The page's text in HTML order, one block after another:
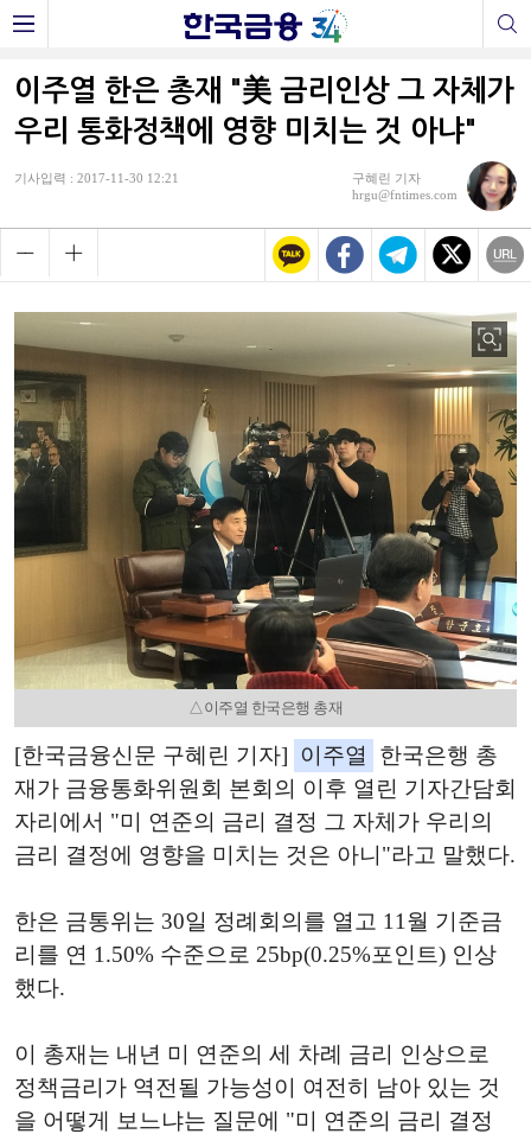
이주열 한은 총재 "美 금리인상 그 자체가
우리 통화정책에 영향 미치는 것 아냐"
기사입력 : 2017-11-30 12:21
구혜린 기자
hrgu@fntimes.com
△이주열 한국은행 총재
[한국금융신문 구혜린 기자] 이주열
한국은행 총
재가 금융통화위원회 본회의 이후 열린 기자간담회
자리에서 "미 연준의 금리 결정 그 자체가 우리의
금리 결정에 영향을 미치는 것은 아니"라고 말했다.
한은 금통위는 30일 정례회의를 열고 11월 기준금
리를 연 1.50% 수준으로 25bp(0.25%포인트) 인상
했다.
이 총재는 내년 미 연준의 세 차례 금리 인상으로
정책금리가 역전될 가능성이 여전히 남아 있는 것
을 어떻게 보느냐는 질문에 "미 연준의 금리 결정